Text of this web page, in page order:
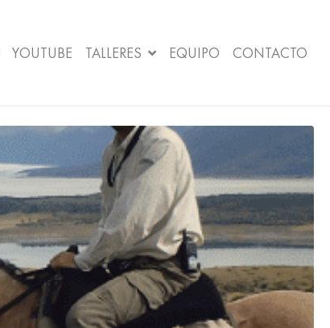
YOUTUBE TALLERES EQUIPO CONTACTO